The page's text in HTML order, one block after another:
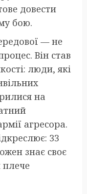
довести
бою.
— не
Він став
люди, які
на
агресора.
33
знає своє
плече